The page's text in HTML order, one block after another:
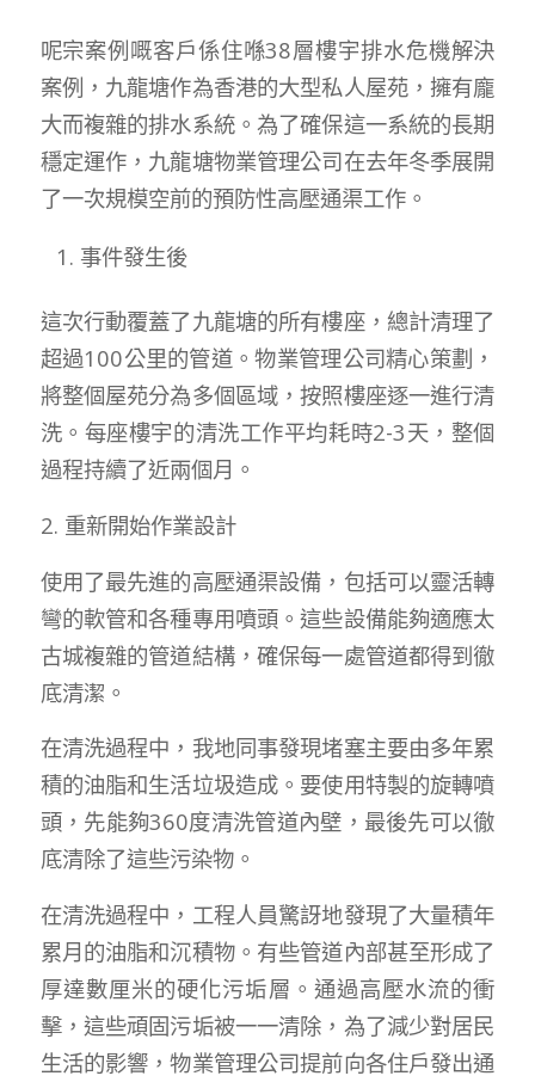
呢宗案例嘅客戶係住喺38層樓宇排水危機解決
案例，九龍塘作為香港的大型私人屋苑，擁有龐
大而複雜的排水系統。為了確保這一系統的長期
穩定運作，九龍塘物業管理公司在去年冬季展開
了一次規模空前的預防性高壓通渠工作。
事件發生後
這次行動覆蓋了九龍塘的所有樓座，總計清理了
超過100公里的管道。物業管理公司精心策劃，
將整個屋苑分為多個區域，按照樓座逐一進行清
洗。每座樓宇的清洗工作平均耗時2-3天，整個
過程持續了近兩個月。
2. 重新開始作業設計
使用了最先進的高壓通渠設備，包括可以靈活轉
彎的軟管和各種專用噴頭。這些設備能夠適應太
古城複雜的管道結構，確保每一處管道都得到徹
底清潔。
在清洗過程中，我地同事發現堵塞主要由多年累
積的油脂和生活垃圾造成。要使用特製的旋轉噴
頭，先能夠360度清洗管道內壁，最後先可以徹
底清除了這些污染物。
在清洗過程中，工程人員驚訝地發現了大量積年
累月的油脂和沉積物。有些管道內部甚至形成了
厚達數厘米的硬化污垢層。通過高壓水流的衝
擊，這些頑固污垢被一一清除，為了減少對居民
生活的影響，物業管理公司提前向各住戶發出通